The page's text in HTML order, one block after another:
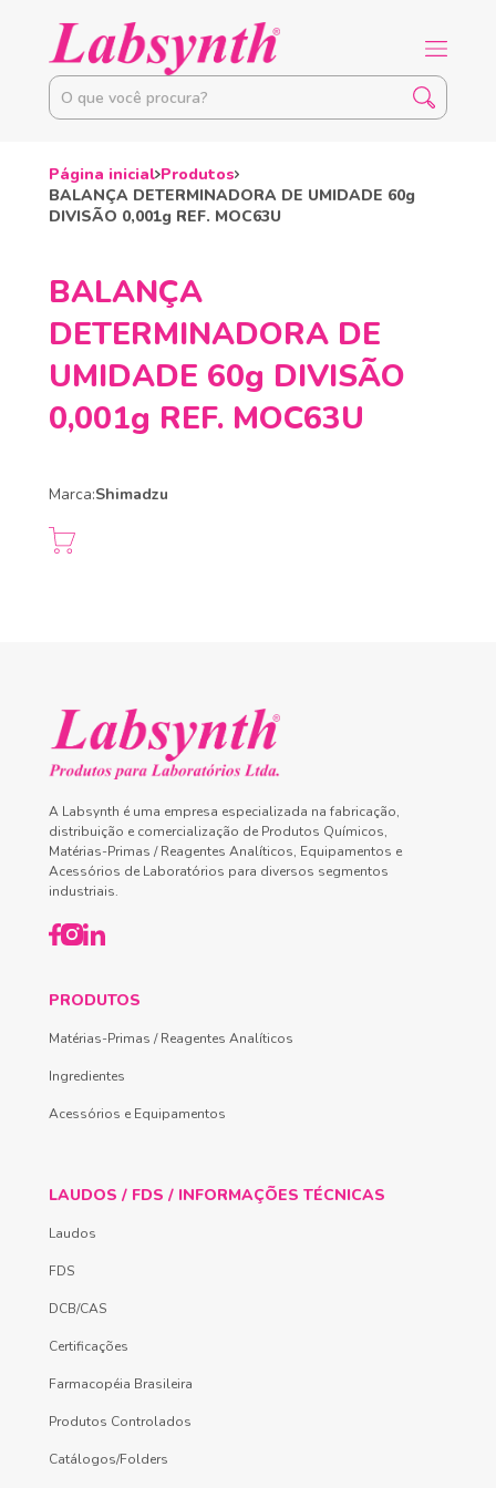
Página inicial Produtos
BALANÇA DETERMINADORA DE UMIDADE 60g
DIVISÃO 0,001g REF. MOC63U
BALANÇA
DETERMINADORA DE
UMIDADE 60g DIVISÃO
0,001g REF. MOC63U
Marca:Shimadzu
A Labsynth é uma empresa especializada na fabricação,
distribuição e comercialização de Produtos Químicos,
Matérias-Primas / Reagentes Analíticos, Equipamentos e
Acessórios de Laboratórios para diversos segmentos
industriais.
PRODUTOS
Matérias-Primas / Reagentes Analíticos
Ingredientes
Acessórios e Equipamentos
LAUDOS / FDS / INFORMAÇÕES TÉCNICAS
Laudos
FDS
DCB/CAS
Certificações
Farmacopéia Brasileira
Produtos Controlados
Catálogos/Folders